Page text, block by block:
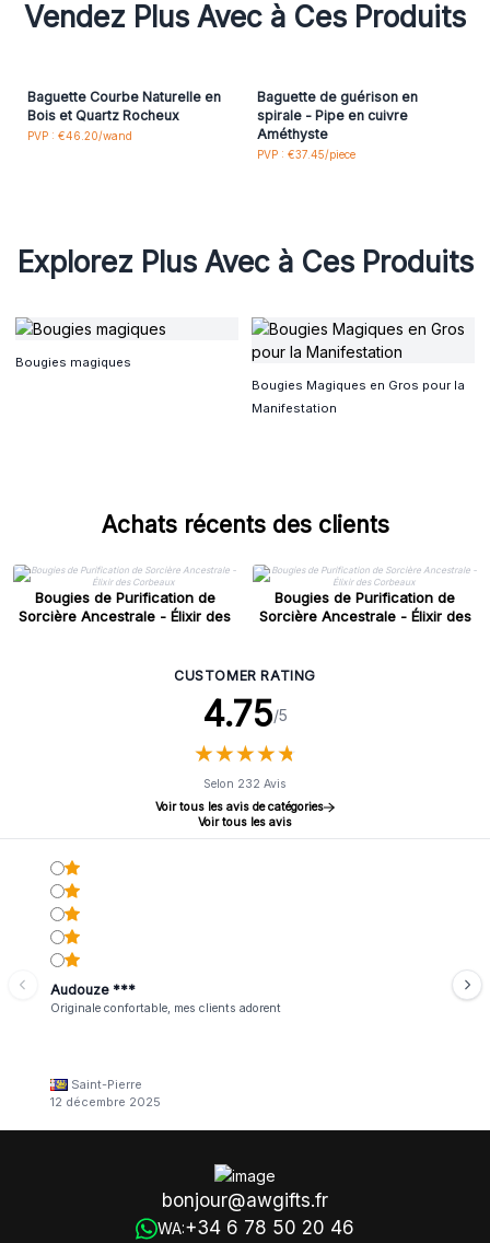
Vendez Plus Avec à Ces Produits
Baguette Courbe Naturelle en
Bois et Quartz Rocheux
PVP : €46.20/wand
Baguette de guérison en
spirale - Pipe en cuivre
Améthyste
PVP : €37.45/piece
Explorez Plus Avec à Ces Produits
Bougies magiques
Bougies Magiques en Gros pour la
Manifestation
Achats récents des clients
Bougies de Purification de
Sorcière Ancestrale - Élixir des
Bougies de Purification de
Sorcière Ancestrale - Élixir des
CUSTOMER RATING
4.75/5
★★★★★
★★★★★
Selon 232 Avis
Voir tous les avis de catégories
Voir tous les avis
Audouze ***
Originale confortable, mes clients adorent
Saint-Pierre
12 décembre 2025
bonjour@awgifts.fr
WA:+34 6 78 50 20 46